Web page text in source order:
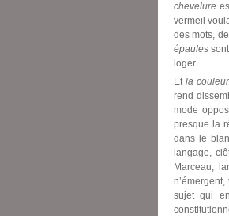
chevelure
vermeil
des mots,
épaulessont
loger.
Et la couleur
rend
mode
presque la
dans le
langage,
Marceau,
sujet qui